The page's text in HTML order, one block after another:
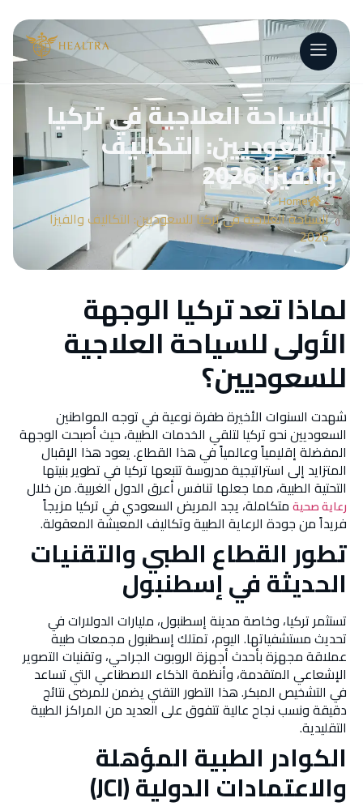
السياحة العلاجية في تركيا
للسعوديين: التكاليف
والفيزا 2026
Home
»
السياحة العلاجية في تركيا للسعوديين: التكاليف والفيزا
2026
لماذا تعد تركيا الوجهة
الأولى للسياحة العلاجية
للسعوديين؟
شهدت السنوات الأخيرة طفرة نوعية في توجه المواطنين
السعوديين نحو تركيا لتلقي الخدمات الطبية، حيث أصبحت الوجهة
المفضلة إقليمياً وعالمياً في هذا القطاع. يعود هذا الإقبال
المتزايد إلى استراتيجية مدروسة تتبعها تركيا في تطوير بنيتها
التحتية الطبية، مما جعلها تنافس أعرق الدول الغربية. من خلال
رعاية صحيةمتكاملة، يجد المريض السعودي في تركيا مزيجاً
فريداً من جودة الرعاية الطبية وتكاليف المعيشة المعقولة.
تطور القطاع الطبي والتقنيات
الحديثة في إسطنبول
تستثمر تركيا، وخاصة مدينة إسطنبول، مليارات الدولارات في
تحديث مستشفياتها. اليوم، تمتلك إسطنبول مجمعات طبية
عملاقة مجهزة بأحدث أجهزة الروبوت الجراحي، وتقنيات التصوير
الإشعاعي المتقدمة، وأنظمة الذكاء الاصطناعي التي تساعد
في التشخيص المبكر. هذا التطور التقني يضمن للمرضى نتائج
دقيقة ونسب نجاح عالية تتفوق على العديد من المراكز الطبية
التقليدية.
الكوادر الطبية المؤهلة
والاعتمادات الدولية (JCI)